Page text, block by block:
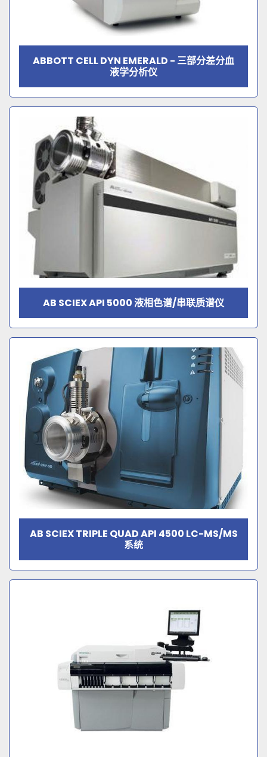
ABBOTT CELL DYN EMERALD - 三部分差分血
液学分析仪
AB SCIEX API 5000 液相色谱/串联质谱仪
AB SCIEX TRIPLE QUAD API 4500 LC-MS/MS
系统